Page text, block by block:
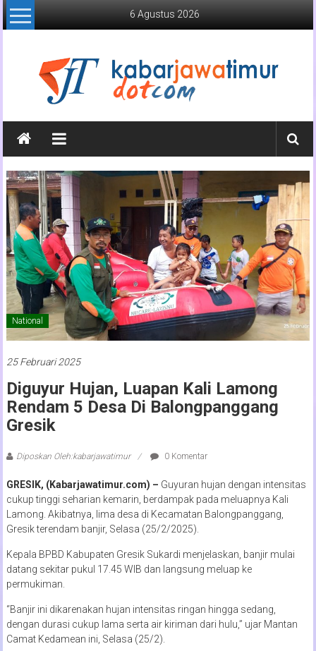
Lompat
ke
6 Agustus 2026
Kabar
Jawa
Timur
Media
Online
Jawa
Timur
National
25 Februari 2025
Diguyur Hujan, Luapan Kali Lamong
Rendam 5 Desa Di Balongpanggang
Gresik
Diposkan Oleh:kabarjawatimur 0 Komentar
GRESIK, (Kabarjawatimur.com) – Guyuran hujan dengan intensitas
cukup tinggi seharian kemarin, berdampak pada meluapnya Kali
Lamong. Akibatnya, lima desa di Kecamatan Balongpanggang,
Gresik terendam banjir, Selasa (25/2/2025).
Kepala BPBD Kabupaten Gresik Sukardi menjelaskan, banjir mulai
datang sekitar pukul 17.45 WIB dan langsung meluap ke
permukiman.
“Banjir ini dikarenakan hujan intensitas ringan hingga sedang,
dengan durasi cukup lama serta air kiriman dari hulu,” ujar Mantan
Camat Kedamean ini, Selasa (25/2).